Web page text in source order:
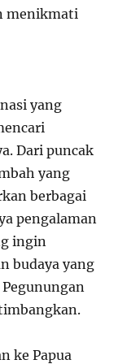
menikmati
yang
Dari puncak
yang
berbagai
pengalaman
ingin
budaya yang
ke Papua